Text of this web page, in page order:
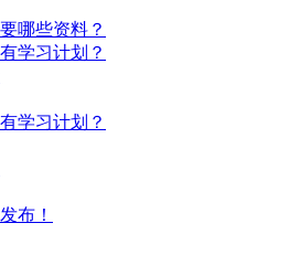
哪些资料？
学习计划？
学习计划？
布！